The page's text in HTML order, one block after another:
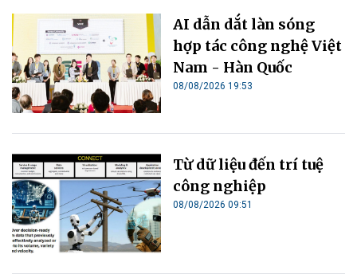
AI dẫn dắt làn sóng
hợp tác công nghệ Việt
Nam - Hàn Quốc
08/08/2026 19:53
Từ dữ liệu đến trí tuệ
công nghiệp
08/08/2026 09:51